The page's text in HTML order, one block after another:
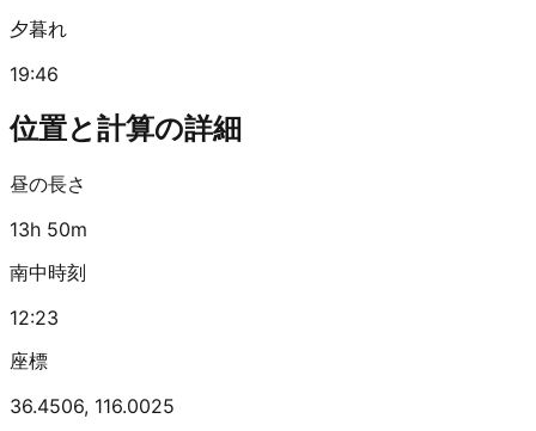
夕暮れ
19:46
位置と計算の詳細
昼の長さ
13h 50m
南中時刻
12:23
座標
36.4506, 116.0025